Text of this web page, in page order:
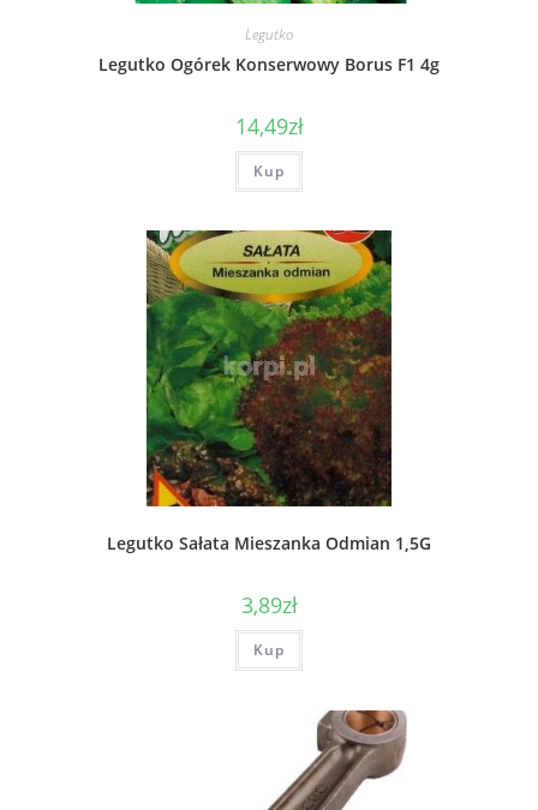
Legutko
Legutko Ogórek Konserwowy Borus F1 4g
14,49zł
Kup
Legutko Sałata Mieszanka Odmian 1,5G
3,89zł
Kup